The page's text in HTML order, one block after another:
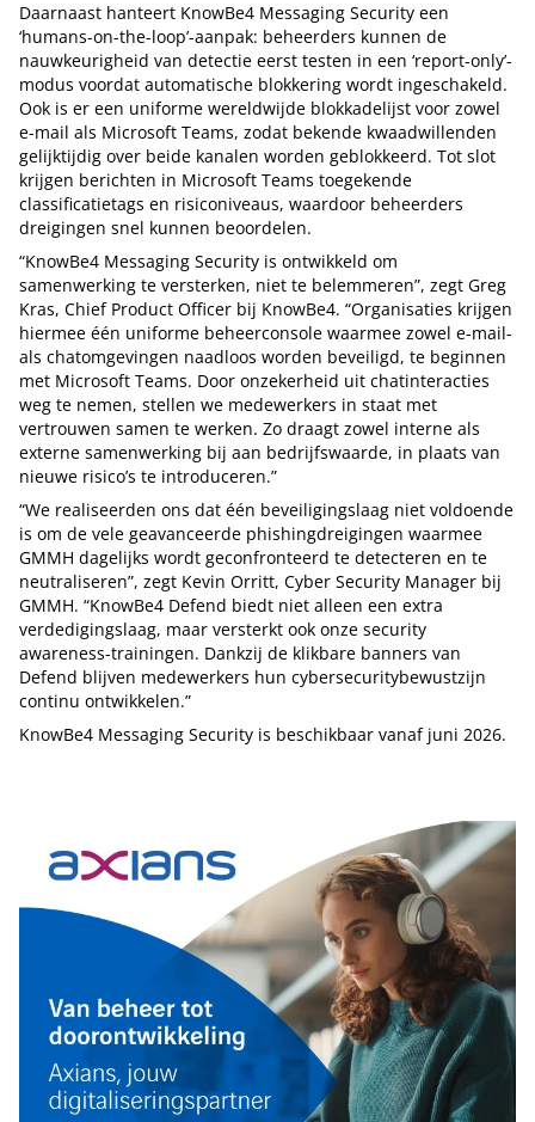
Daarnaast hanteert KnowBe4 Messaging Security een
‘humans-on-the-loop’-aanpak: beheerders kunnen de
nauwkeurigheid van detectie eerst testen in een ‘report-only’-
modus voordat automatische blokkering wordt ingeschakeld.
Ook is er een uniforme wereldwijde blokkadelijst voor zowel
e-mail als Microsoft Teams, zodat bekende kwaadwillenden
gelijktijdig over beide kanalen worden geblokkeerd. Tot slot
krijgen berichten in Microsoft Teams toegekende
classificatietags en risiconiveaus, waardoor beheerders
dreigingen snel kunnen beoordelen.
“KnowBe4 Messaging Security is ontwikkeld om
samenwerking te versterken, niet te belemmeren”, zegt Greg
Kras, Chief Product Officer bij KnowBe4. “Organisaties krijgen
hiermee één uniforme beheerconsole waarmee zowel e-mail-
als chatomgevingen naadloos worden beveiligd, te beginnen
met Microsoft Teams. Door onzekerheid uit chatinteracties
weg te nemen, stellen we medewerkers in staat met
vertrouwen samen te werken. Zo draagt zowel interne als
externe samenwerking bij aan bedrijfswaarde, in plaats van
nieuwe risico’s te introduceren.”
“We realiseerden ons dat één beveiligingslaag niet voldoende
is om de vele geavanceerde phishingdreigingen waarmee
GMMH dagelijks wordt geconfronteerd te detecteren en te
neutraliseren”, zegt Kevin Orritt, Cyber Security Manager bij
GMMH. “KnowBe4 Defend biedt niet alleen een extra
verdedigingslaag, maar versterkt ook onze security
awareness-trainingen. Dankzij de klikbare banners van
Defend blijven medewerkers hun cybersecuritybewustzijn
continu ontwikkelen.”
KnowBe4 Messaging Security is beschikbaar vanaf juni 2026.